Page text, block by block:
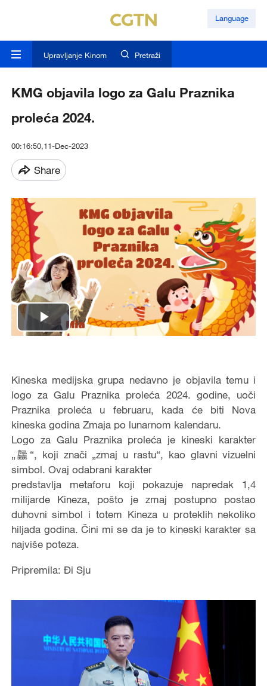
Language
Upravljanje Kinom Pretraži
KMG objavila logo za Galu Praznika
proleća 2024.
00:16:50,11-Dec-2023
Share
Play
Kineska medijska grupa nedavno je objavila temu i
logo za Galu Praznika proleća 2024. godine, uoči
Praznika proleća u februaru, kada će biti Nova
kineska godina Zmaja po lunarnom kalendaru.
Logo za Galu Praznika proleća je kineski karakter
„龘“, koji znači „zmaj u rastu“, kao glavni vizuelni
simbol. Ovaj odabrani karakter
predstavlja metaforu koji pokazuje napredak 1,4
milijarde Kineza, pošto je zmaj postupno postao
duhovni simbol i totem Kineza u proteklih nekoliko
hiljada godina. Čini mi se da je to kineski karakter sa
najviše poteza.
Pripremila: Đi Sju